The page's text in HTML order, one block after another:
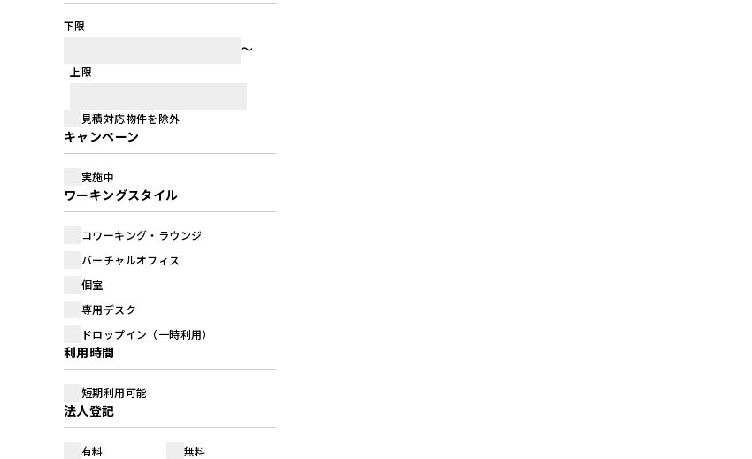
下限
上限
見積対応物件を除外
キャンペーン
実施中
ワーキングスタイル
コワーキング・ラウンジ
バーチャルオフィス
個室
専用デスク
ドロップイン（一時利用）
利用時間
短期利用可能
法人登記
有料 無料